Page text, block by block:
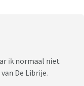
ik normaal niet
De Librije.